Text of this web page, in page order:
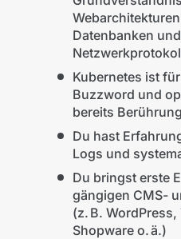
Datenbanken
Kubernetes ist
Buzzword und
bereits
Du hast
Logs und
Du bringst erste
gängigen CMS-
(z. B.
Shopware o. ä.)